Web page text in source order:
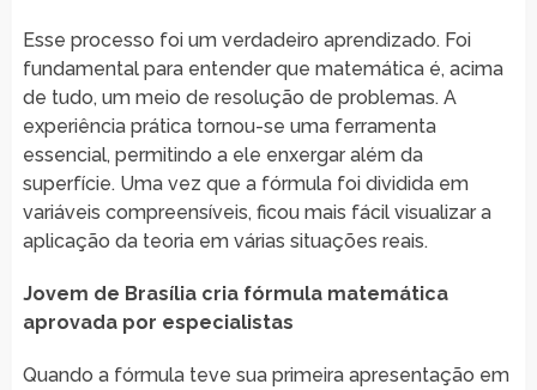
Esse processo foi um verdadeiro aprendizado. Foi
fundamental para entender que matemática é, acima
de tudo, um meio de resolução de problemas. A
experiência prática tornou-se uma ferramenta
essencial, permitindo a ele enxergar além da
superfície. Uma vez que a fórmula foi dividida em
variáveis compreensíveis, ficou mais fácil visualizar a
aplicação da teoria em várias situações reais.
Jovem de Brasília cria fórmula matemática
aprovada por especialistas
Quando a fórmula teve sua primeira apresentação em